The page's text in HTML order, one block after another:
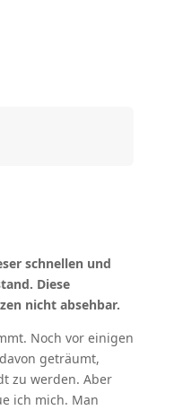
schnellen und
Diese
nicht absehbar.
Noch vor einigen
geträumt,
zu werden. Aber
ich mich. Man